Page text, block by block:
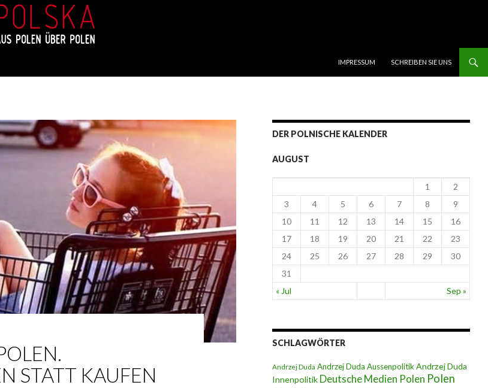
IMPRESSUM
SCHREIBEN SIE UNS
STATT KAUFEN
DER POLNISCHE KALENDER
AUGUST
« Jul Sep »
1
2
3
4 5 6 7 8
9
10
11 12 13 14 15
16
17
18 19 20 21 22
23
24
25 26 27 28 29
30
31
SCHLAGWÖRTER
Andrzej Duda Andrzej Duda Aussenpolitik Andrzej Duda
Innenpolitik Deutsche Medien Polen Polen